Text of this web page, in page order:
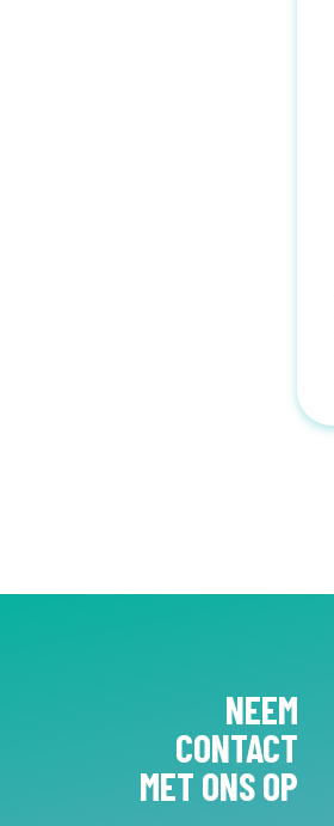
NEEM
CONTACT
MET ONS OP